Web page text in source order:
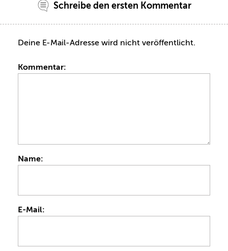
Schreibe den ersten Kommentar
Deine E-Mail-Adresse wird nicht veröffentlicht.
Kommentar:
Name:
E-Mail: